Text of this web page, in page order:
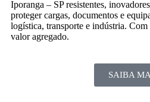
Iporanga – SP resistentes,
proteger cargas, documentos e
logística, transporte e indústria.
valor agregado.
SAIBA